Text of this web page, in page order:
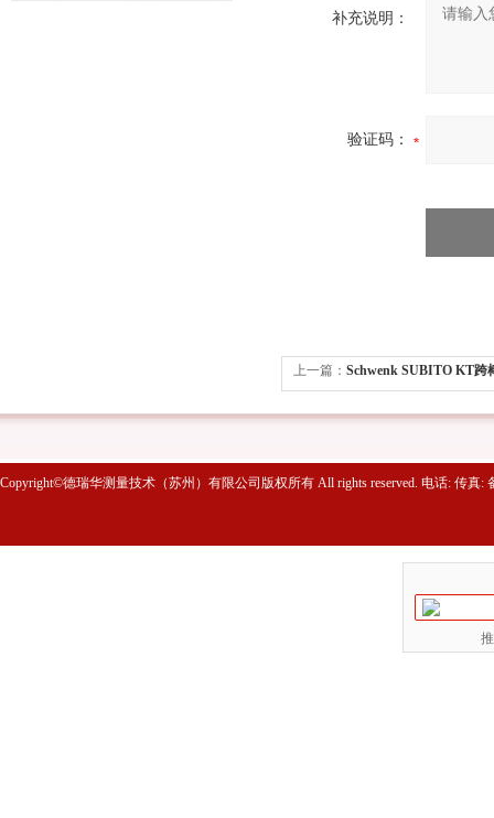
补充说明：
验证码：
上一篇： Schwenk SUBITO KT跨
Copyright©德瑞华测量技术（苏州）有限公司版权所有 All rights reserved. 电话: 传真: